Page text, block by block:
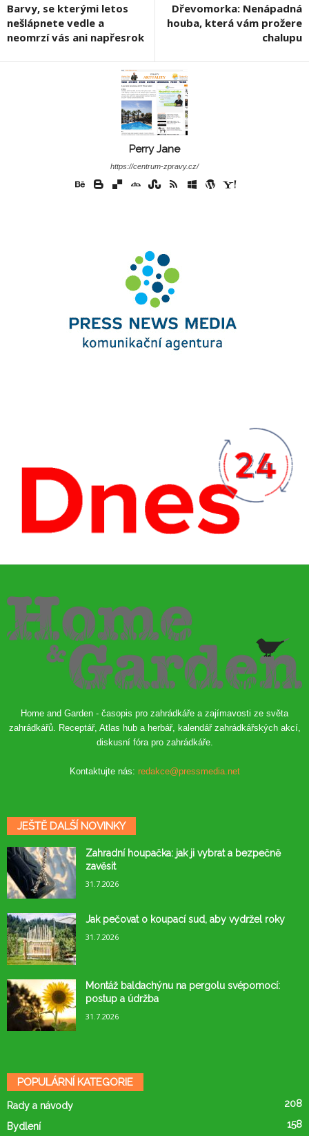
Barvy, se kterými letos
nešlápnete vedle a
neomrzí vás ani napřesrok
Dřevomorka: Nenápadná
houba, která vám prožere
chalupu
Perry Jane
https://centrum-zpravy.cz/
Home and Garden - časopis pro zahrádkáře a zajímavosti ze světa
zahrádkářů. Receptář, Atlas hub a herbář, kalendář zahrádkářských akcí,
diskusní fóra pro zahrádkáře.
Kontaktujte nás: redakce@pressmedia.net
JEŠTĚ DALŠÍ NOVINKY
Zahradní houpačka: jak ji vybrat a bezpečně
zavěsit
31.7.2026
Jak pečovat o koupací sud, aby vydržel roky
31.7.2026
Montáž baldachýnu na pergolu svépomocí:
postup a údržba
31.7.2026
POPULÁRNÍ KATEGORIE
Rady a návody 208
Bydlení 158